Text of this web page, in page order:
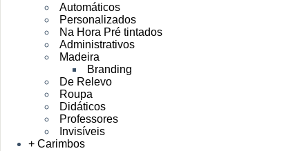
Automáticos
Personalizados
Na Hora Pré tintados
Administrativos
Madeira
Branding
De Relevo
Roupa
Didáticos
Professores
Invisíveis
+ Carimbos